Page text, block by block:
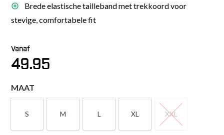
Brede elastische tailleband met trekkoord voor
stevige, comfortabele fit
Vanaf
49.95
MAAT
S M L XL XXL
XXL